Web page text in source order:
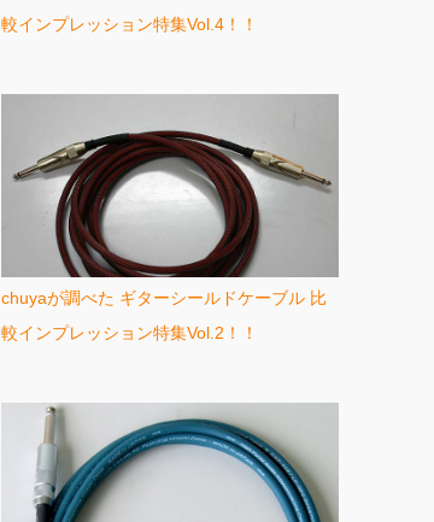
較インプレッション特集Vol.4！！
chuyaが調べた ギターシールドケーブル 比
較インプレッション特集Vol.2！！